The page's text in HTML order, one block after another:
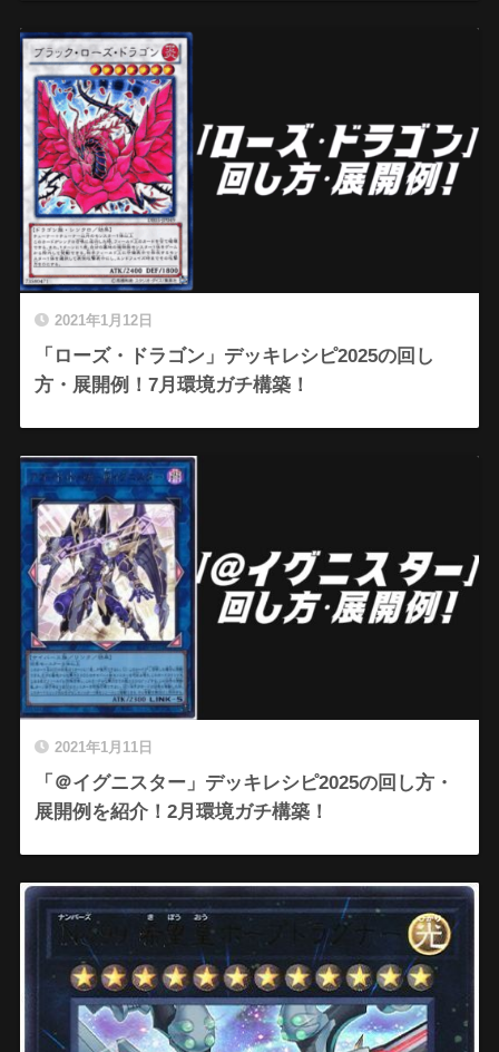
2021年1月12日
「ローズ・ドラゴン」デッキレシピ2025の回し
方・展開例！7月環境ガチ構築！
2021年1月11日
「＠イグニスター」デッキレシピ2025の回し方・
展開例を紹介！2月環境ガチ構築！